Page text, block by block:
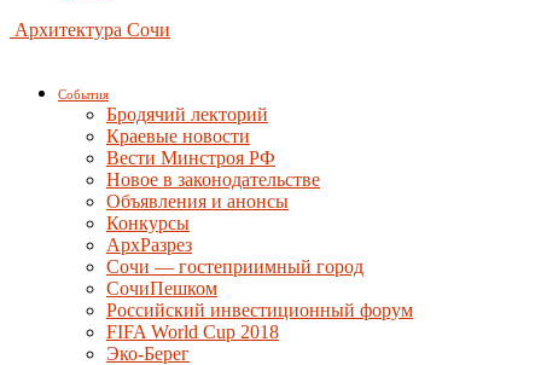
Архитектура Сочи
События
Бродячий лекторий
Краевые новости
Вести Минстроя РФ
Новое в законодательстве
Объявления и анонсы
Конкурсы
АрхРазрез
Сочи — гостеприимный город
СочиПешком
Российский инвестиционный форум
FIFA World Cup 2018
Эко-Берег